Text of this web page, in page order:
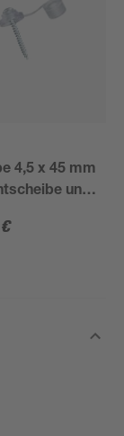
4,5 x 45 mm
und
Stück
€